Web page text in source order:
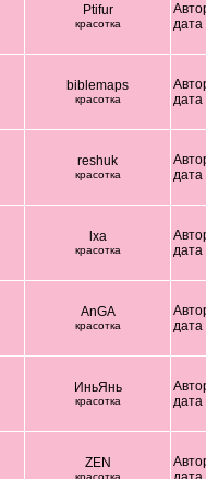
Ptifur
красотка
дата
biblemaps
красотка
дата
reshuk
красотка
дата
lxa
красотка
дата
AnGA
красотка
дата
ИньЯнь
красотка
дата
ZEN
красотка